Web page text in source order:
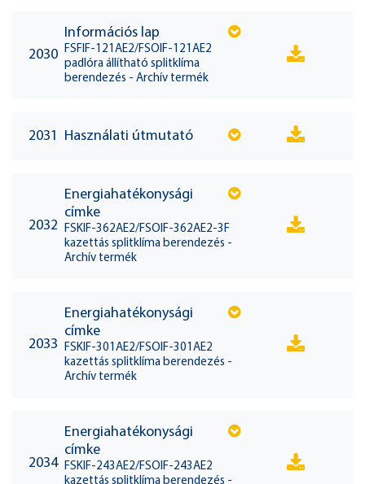
2030
Információs lap
FSFIF-121AE2/FSOIF-121AE2
padlóra állítható splitklíma
berendezés - Archív termék
2031 Használati útmutató
2032
Energiahatékonysági
címke
FSKIF-362AE2/FSOIF-362AE2-3F
kazettás splitklíma berendezés -
Archív termék
2033
Energiahatékonysági
címke
FSKIF-301AE2/FSOIF-301AE2
kazettás splitklíma berendezés -
Archív termék
2034
Energiahatékonysági
címke
FSKIF-243AE2/FSOIF-243AE2
kazettás splitklíma berendezés -